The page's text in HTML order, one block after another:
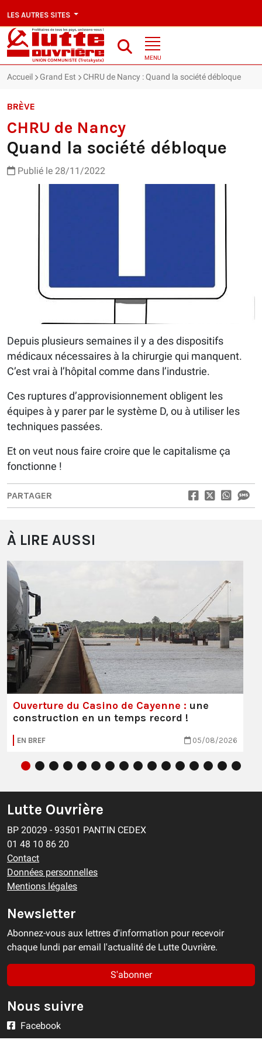
LES AUTRES SITES
MENU
Accueil Grand Est CHRU de Nancy : Quand la société débloque
BRÈVE
CHRU de Nancy
Quand la société débloque
Publié le 28/11/2022
Depuis plusieurs semaines il y a des dispositifs
médicaux nécessaires à la chirurgie qui manquent.
C’est vrai à l’hôpital comme dans l’industrie.
Ces ruptures d’approvisionnement obligent les
équipes à y parer par le système D, ou à utiliser les
techniques passées.
Et on veut nous faire croire que le capitalisme ça
fonctionne !
PARTAGER
À LIRE AUSSI
Ouverture du Casino de Cayenne : une
construction en un temps record !
EN BREF 05/08/2026
Lutte Ouvrière
BP 20029 - 93501 PANTIN CEDEX
01 48 10 86 20
Contact
Données personnelles
Mentions légales
Newsletter
Abonnez-vous aux lettres d'information pour recevoir
chaque lundi par email l'actualité de Lutte Ouvrière.
S'abonner
Nous suivre
Facebook